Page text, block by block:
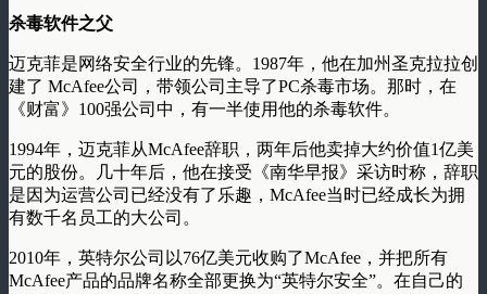
杀毒软件之父
迈克菲是网络安全行业的先锋。1987年，他在加州圣克拉拉创
建了 McAfee公司，带领公司主导了PC杀毒市场。那时，在
《财富》100强公司中，有一半使用他的杀毒软件。
1994年，迈克菲从McAfee辞职，两年后他卖掉大约价值1亿美
元的股份。几十年后，他在接受《南华早报》采访时称，辞职
是因为运营公司已经没有了乐趣，McAfee当时已经成长为拥
有数千名员工的大公司。
2010年，英特尔公司以76亿美元收购了McAfee，并把所有
McAfee产品的品牌名称全部更换为“英特尔安全”。在自己的